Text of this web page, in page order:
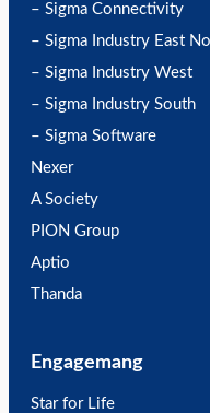
– Sigma Connectivity
– Sigma Industry East
– Sigma Industry West
– Sigma Industry South
– Sigma Software
Nexer
A Society
PION Group
Aptio
Thanda
Engagemang
Star for Life